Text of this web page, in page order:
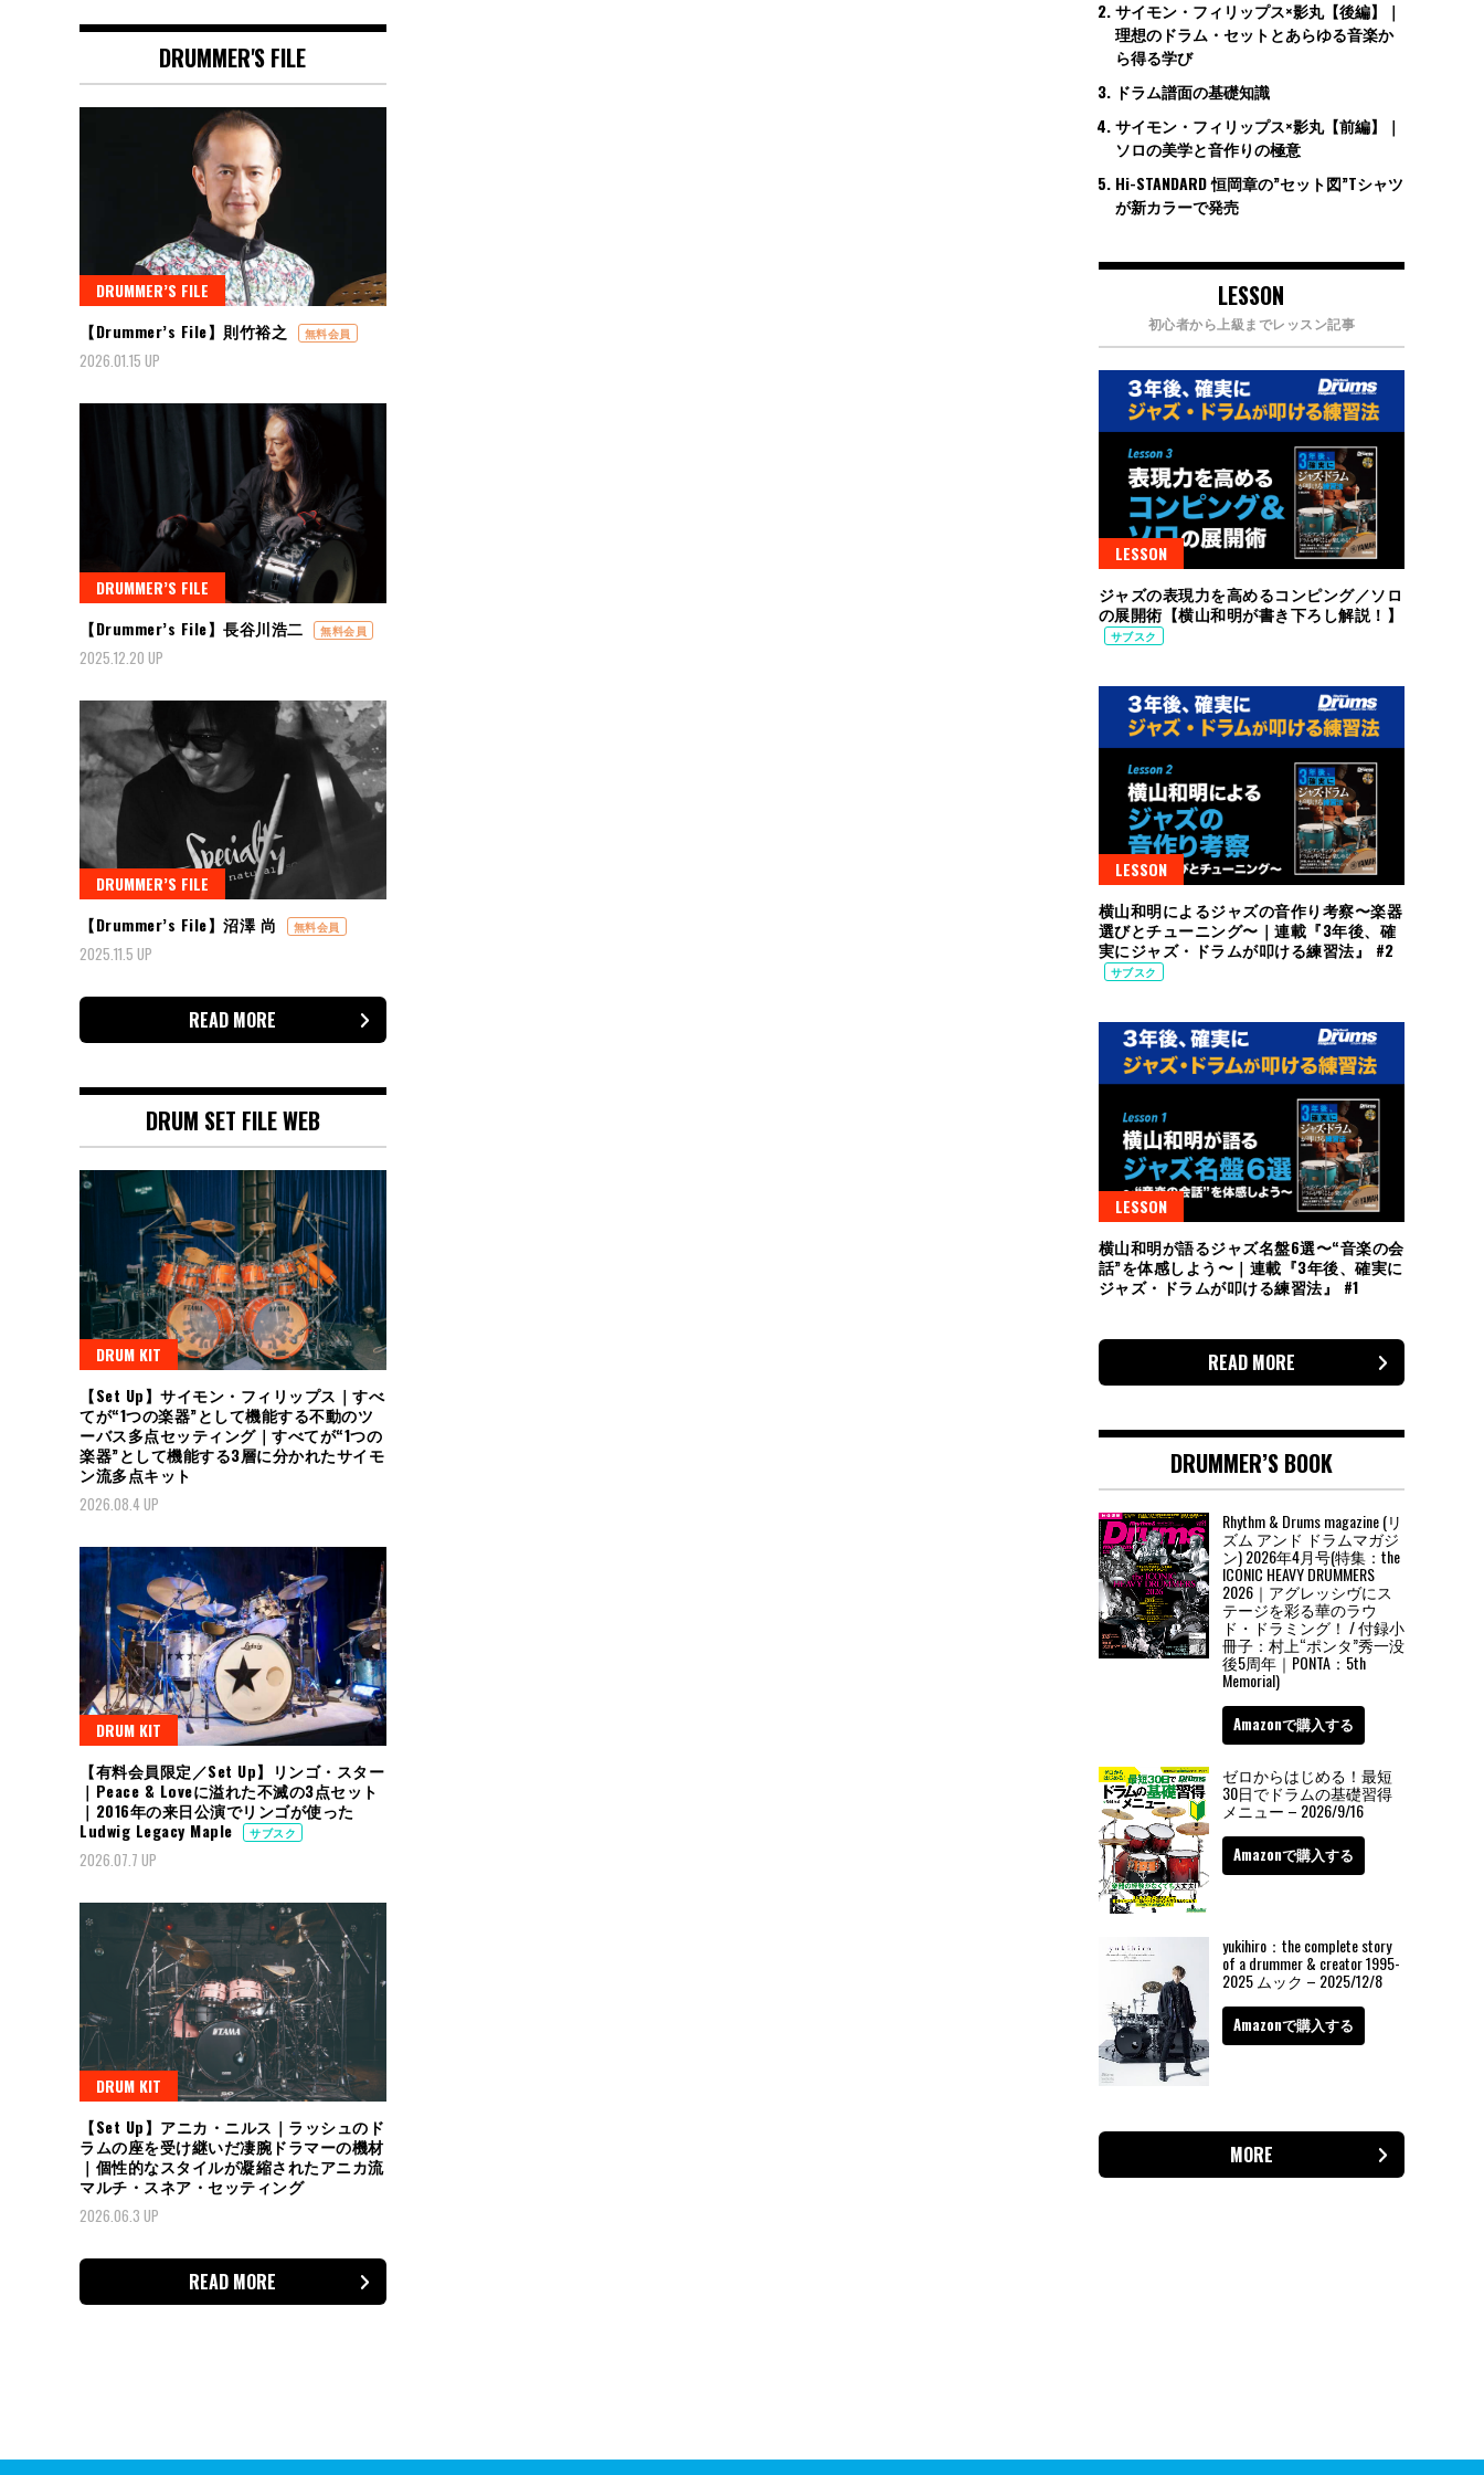
DRUMMER'S FILE
DRUMMER’S FILE
【Drummer’s File】則竹裕之
無料会員
2026.01.15 UP
DRUMMER’S FILE
【Drummer’s File】長谷川浩二
無料会員
2025.12.20 UP
DRUMMER’S FILE
【Drummer’s File】沼澤 尚
無料会員
2025.11.5 UP
READ MORE
DRUM SET FILE WEB
DRUM KIT
【Set Up】サイモン・フィリップス｜すべ
てが“1つの楽器”として機能する不動のツ
ーバス多点セッティング｜すべてが“1つの
楽器”として機能する3層に分かれたサイモ
ン流多点キット
2026.08.4 UP
DRUM KIT
【有料会員限定／Set Up】リンゴ・スター
｜Peace & Loveに溢れた不滅の3点セット
｜2016年の来日公演でリンゴが使った
Ludwig Legacy Maple
サブスク
2026.07.7 UP
DRUM KIT
【Set Up】アニカ・ニルス｜ラッシュのド
ラムの座を受け継いだ凄腕ドラマーの機材
｜個性的なスタイルが凝縮されたアニカ流
マルチ・スネア・セッティング
2026.06.3 UP
READ MORE
サイモン・フィリップス×影丸【後編】｜
理想のドラム・セットとあらゆる音楽か
ら得る学び
ドラム譜面の基礎知識
サイモン・フィリップス×影丸【前編】｜
ソロの美学と音作りの極意
Hi-STANDARD 恒岡章の”セット図”Tシャツ
が新カラーで発売
LESSON
初心者から上級までレッスン記事
LESSON
ジャズの表現力を高めるコンピング／ソロ
の展開術【横山和明が書き下ろし解説！】
サブスク
LESSON
横山和明によるジャズの音作り考察〜楽器
選びとチューニング〜｜連載『3年後、確
実にジャズ・ドラムが叩ける練習法』 #2
サブスク
LESSON
横山和明が語るジャズ名盤6選〜“音楽の会
話”を体感しよう〜｜連載『3年後、確実に
ジャズ・ドラムが叩ける練習法』 #1
READ MORE
DRUMMER’S BOOK
Rhythm & Drums magazine (リ
ズム アンド ドラムマガジ
ン) 2026年4月号(特集：the
ICONIC HEAVY DRUMMERS
2026｜アグレッシヴにス
テージを彩る華のラウ
ド・ドラミング！ / 付録小
冊子：村上“ポンタ”秀一没
後5周年｜PONTA：5th
Memorial)
Amazonで購入する
ゼロからはじめる！最短
30日でドラムの基礎習得
メニュー – 2026/9/16
Amazonで購入する
yukihiro：the complete story
of a drummer & creator 1995-
2025 ムック – 2025/12/8
Amazonで購入する
MORE